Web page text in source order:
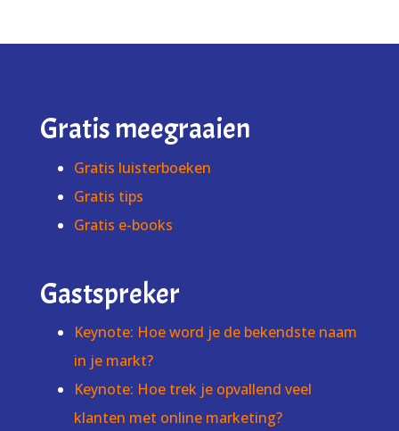
Gratis meegraaien
Gratis luisterboeken
Gratis tips
Gratis e-books
Gastspreker
Keynote: Hoe word je de bekendste naam
in je markt?
Keynote: Hoe trek je opvallend veel
klanten met online marketing?